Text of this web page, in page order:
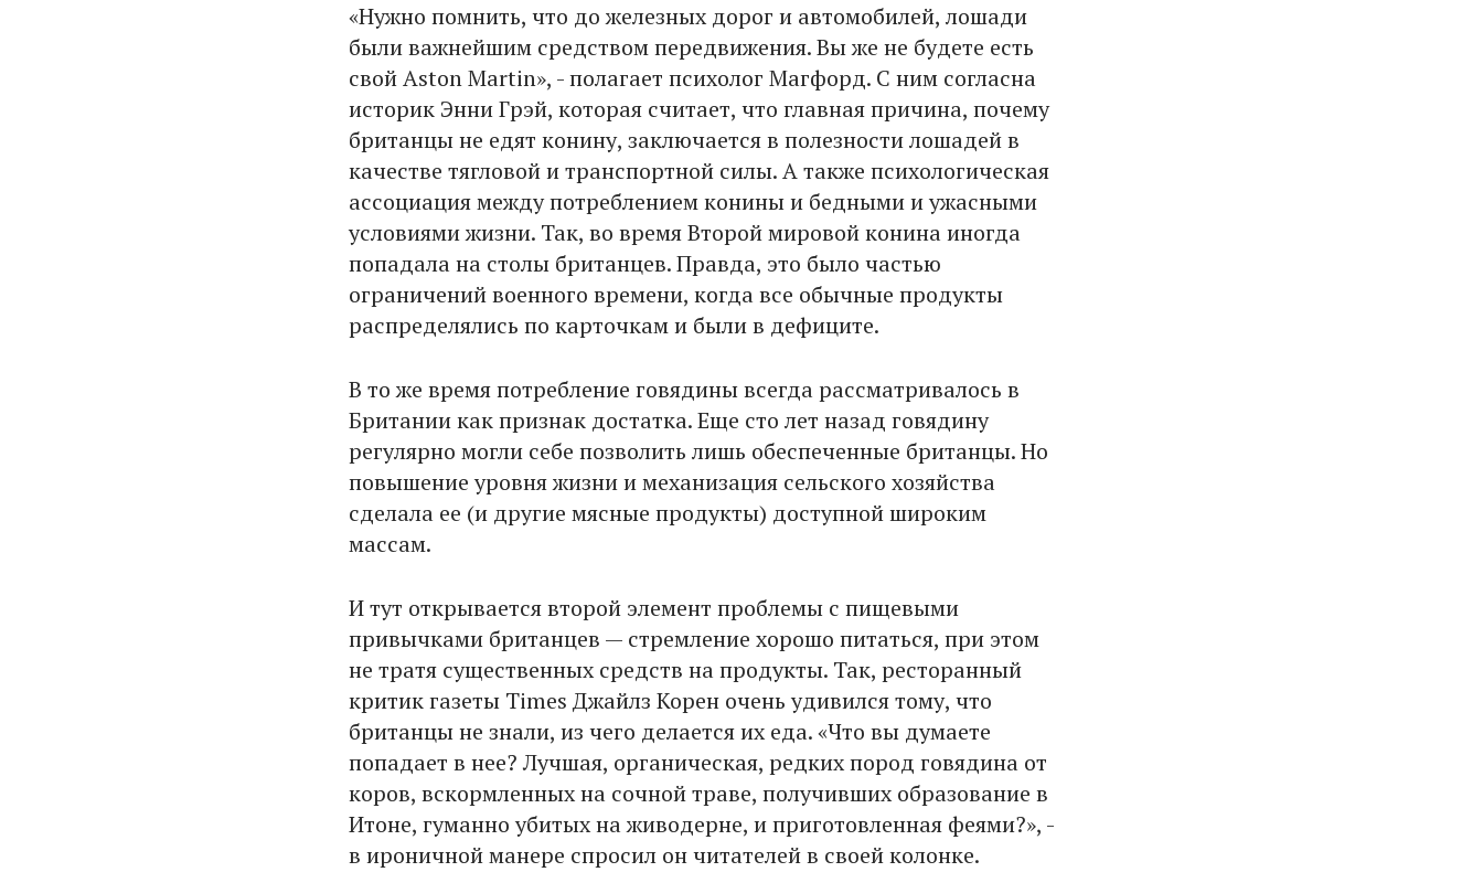
«Нужно помнить, что до железных дорог и автомобилей, лошади
были важнейшим средством передвижения. Вы же не будете есть
свой Aston Martin», - полагает психолог Магфорд. С ним согласна
историк Энни Грэй, которая считает, что главная причина, почему
британцы не едят конину, заключается в полезности лошадей в
качестве тягловой и транспортной силы. А также психологическая
ассоциация между потреблением конины и бедными и ужасными
условиями жизни. Так, во время Второй мировой конина иногда
попадала на столы британцев. Правда, это было частью
ограничений военного времени, когда все обычные продукты
распределялись по карточкам и были в дефиците.
В то же время потребление говядины всегда рассматривалось в
Британии как признак достатка. Еще сто лет назад говядину
регулярно могли себе позволить лишь обеспеченные британцы. Но
повышение уровня жизни и механизация сельского хозяйства
сделала ее (и другие мясные продукты) доступной широким
массам.
И тут открывается второй элемент проблемы с пищевыми
привычками британцев — стремление хорошо питаться, при этом
не тратя существенных средств на продукты. Так, ресторанный
критик газеты Times Джайлз Корен очень удивился тому, что
британцы не знали, из чего делается их еда. «Что вы думаете
попадает в нее? Лучшая, органическая, редких пород говядина от
коров, вскормленных на сочной траве, получивших образование в
Итоне, гуманно убитых на живодерне, и приготовленная феями?», -
в ироничной манере спросил он читателей в своей колонке.